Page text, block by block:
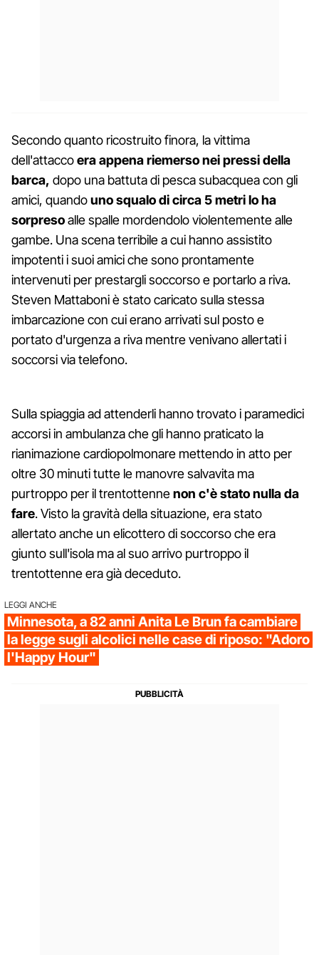
Secondo quanto ricostruito finora, la vittima
dell'attaccoera appena riemerso nei pressi della
barca, dopo una battuta di pesca subacquea con gli
amici, quandouno squalo di circa 5 metri lo ha
sorpresoalle spalle mordendolo violentemente alle
gambe. Una scena terribile a cui hanno assistito
impotenti i suoi amici che sono prontamente
intervenuti per prestargli soccorso e portarlo a riva.
Steven Mattaboni è stato caricato sulla stessa
imbarcazione con cui erano arrivati sul posto e
portato d'urgenza a riva mentre venivano allertati i
soccorsi via telefono.
Sulla spiaggia ad attenderli hanno trovato i paramedici
accorsi in ambulanza che gli hanno praticato la
rianimazione cardiopolmonare mettendo in atto per
oltre 30 minuti tutte le manovre salvavita ma
purtroppo per il trentottennenon c'è stato nulla da
fare. Visto la gravità della situazione, era stato
allertato anche un elicottero di soccorso che era
giunto sull'isola ma al suo arrivo purtroppo il
trentottenne era già deceduto.
LEGGI ANCHE
Minnesota, a 82 anni Anita Le Brun fa cambiare
la legge sugli alcolici nelle case di riposo: "Adoro
l'Happy Hour"